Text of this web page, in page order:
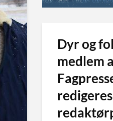
Dyr og
medlem